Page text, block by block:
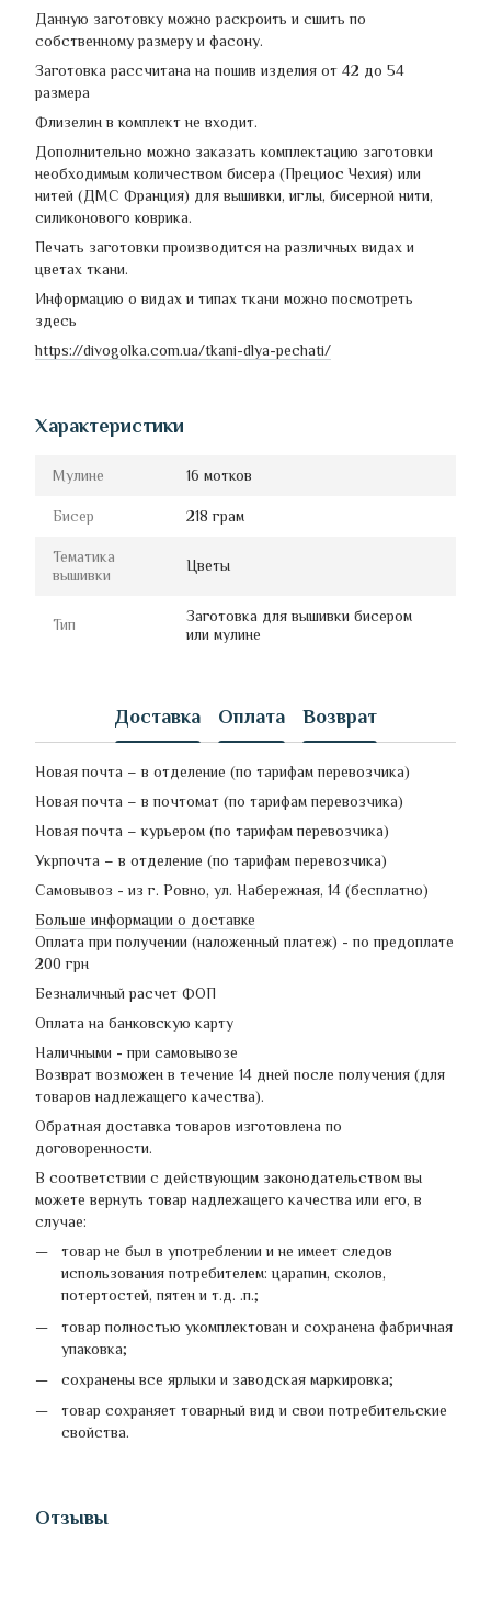
Данную заготовку можно раскроить и сшить по
собственному размеру и фасону.
Заготовка рассчитана на пошив изделия от 42 до 54
размера
Флизелин в комплект не входит.
Дополнительно можно заказать комплектацию заготовки
необходимым количеством бисера (Прециос Чехия) или
нитей (ДМС Франция) для вышивки, иглы, бисерной нити,
силиконового коврика.
Печать заготовки производится на различных видах и
цветах ткани.
Информацию о видах и типах ткани можно посмотреть
здесь
https://divogolka.com.ua/tkani-dlya-pechati/
Характеристики
Мулине 16 мотков
Бисер 218 грам
Тематика
вышивки
Цветы
Тип
Заготовка для вышивки бисером
или мулине
Доставка Оплата Возврат
Новая почта – в отделение (по тарифам перевозчика)
Новая почта – в почтомат (по тарифам перевозчика)
Новая почта – курьером (по тарифам перевозчика)
Укрпочта – в отделение (по тарифам перевозчика)
Самовывоз - из г. Ровно, ул. Набережная, 14 (бесплатно)
Больше информации о доставке
Оплата при получении (наложенный платеж) - по предоплате
200 грн
Безналичный расчет ФОП
Оплата на банковскую карту
Наличными - при самовывозе
Возврат возможен в течение 14 дней после получения (для
товаров надлежащего качества).
Обратная доставка товаров изготовлена по
договоренности.
В соответствии с действующим законодательством вы
можете вернуть товар надлежащего качества или его, в
случае:
товар не был в употреблении и не имеет следов
использования потребителем: царапин, сколов,
потертостей, пятен и т.д. .п.;
товар полностью укомплектован и сохранена фабричная
упаковка;
сохранены все ярлыки и заводская маркировка;
товар сохраняет товарный вид и свои потребительские
свойства.
Отзывы